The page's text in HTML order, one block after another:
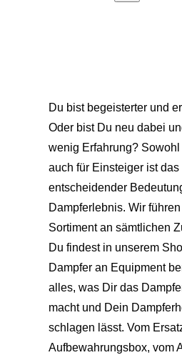
Du bist begeisterter und
Oder bist Du neu dabei
wenig Erfahrung?
auch für Einsteiger ist
entscheidender
Dampferlebnis. Wir
Sortiment an sämtlichen
Du findest in unserem
Dampfer an Equipment
alles, was Dir das
macht und Dein
schlagen lässt. Vom
Aufbewahrungsbox, vom